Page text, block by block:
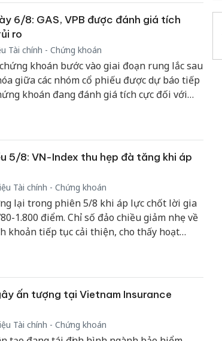
6/8: GAS, VPB được đánh giá tích
ro
Tài chính - Chứng khoán
khoán bước vào giai đoạn rung lắc sau
giữa các nhóm cổ phiếu được dự báo tiếp
khoán đang đánh giá tích cực đối với
5/8: VN-Index thu hẹp đà tăng khi áp
Tài chính - Chứng khoán
lại trong phiên 5/8 khi áp lực chốt lời gia
1.800 điểm. Chỉ số đảo chiều giảm nhẹ về
khoản tiếp tục cải thiện, cho thấy hoạt
ấn tượng tại Vietnam Insurance
Tài chính - Chứng khoán